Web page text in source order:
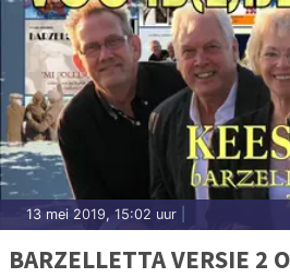
13 mei 2019, 15:02 uur
BARZELLETTA VERSIE 2